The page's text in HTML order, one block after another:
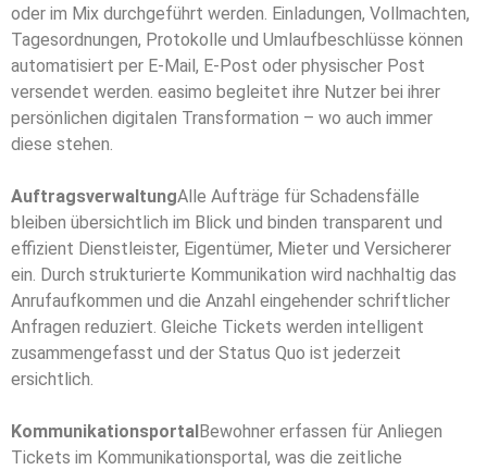
oder im Mix durchgeführt werden. Einladungen, Vollmachten,
Tagesordnungen, Protokolle und Umlaufbeschlüsse können
automatisiert per E-Mail, E-Post oder physischer Post
versendet werden. easimo begleitet ihre Nutzer bei ihrer
persönlichen digitalen Transformation – wo auch immer
diese stehen.
AuftragsverwaltungAlle Aufträge für Schadensfälle
bleiben übersichtlich im Blick und binden transparent und
effizient Dienstleister, Eigentümer, Mieter und Versicherer
ein. Durch strukturierte Kommunikation wird nachhaltig das
Anrufaufkommen und die Anzahl eingehender schriftlicher
Anfragen reduziert. Gleiche Tickets werden intelligent
zusammengefasst und der Status Quo ist jederzeit
ersichtlich.
Kommunikationsportal Bewohner erfassen für Anliegen
Tickets im Kommunikationsportal, was die zeitliche